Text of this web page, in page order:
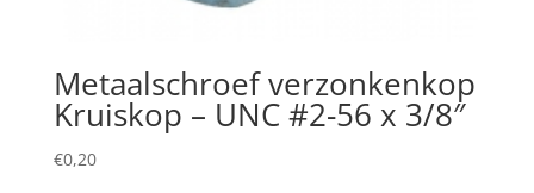
Metaalschroef verzonkenkop
Kruiskop – UNC #2-56 x 3/8″
€0,20